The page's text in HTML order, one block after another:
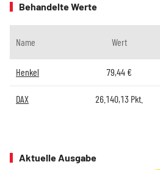
Behandelte Werte
Name Wert
Henkel 79,44 €
DAX 26.140,13 Pkt.
Aktuelle Ausgabe